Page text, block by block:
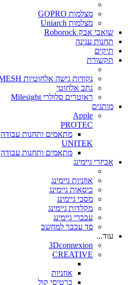
מצלמות GOPRO
מצלמות Uniarch
שואבי אבק Roborock
תחנות עגינה
תיקים
תקשורת
נקודות גישה אלחוטיות MESH
נתב אלחוטי
ראוטרים סלולרי Milesight
מותגים
Apple
PROTEC
מתאמים ותחנות עבודה
UNITEK
מתאמים ותחנות עבודה
אביזרי גיימינג
אוזניות גיימינג
כיסאות גיימינג
מסכי גיימינג
מקלדות גיימינג
עכברי גיימינג
פד עכבר למחשב
עוד...
3Dconnexion
CREATIVE
אוזניות
כרטיסי קול